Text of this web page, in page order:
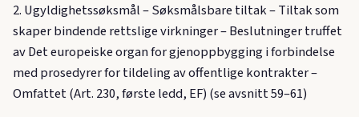
2. Ugyldighetssøksmål – Søksmålsbare tiltak – Tiltak som
skaper bindende rettslige virkninger – Beslutninger truffet
av Det europeiske organ for gjenoppbygging i forbindelse
med prosedyrer for tildeling av offentlige kontrakter –
Omfattet (Art. 230, første ledd, EF) (se avsnitt 59–61)